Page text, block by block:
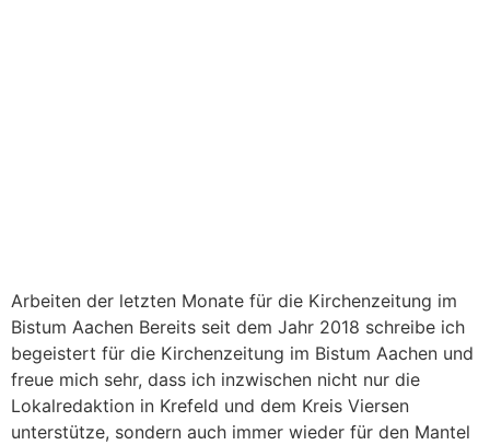
Arbeiten der letzten Monate für die Kirchenzeitung im
Bistum Aachen Bereits seit dem Jahr 2018 schreibe ich
begeistert für die Kirchenzeitung im Bistum Aachen und
freue mich sehr, dass ich inzwischen nicht nur die
Lokalredaktion in Krefeld und dem Kreis Viersen
unterstütze, sondern auch immer wieder für den Mantel